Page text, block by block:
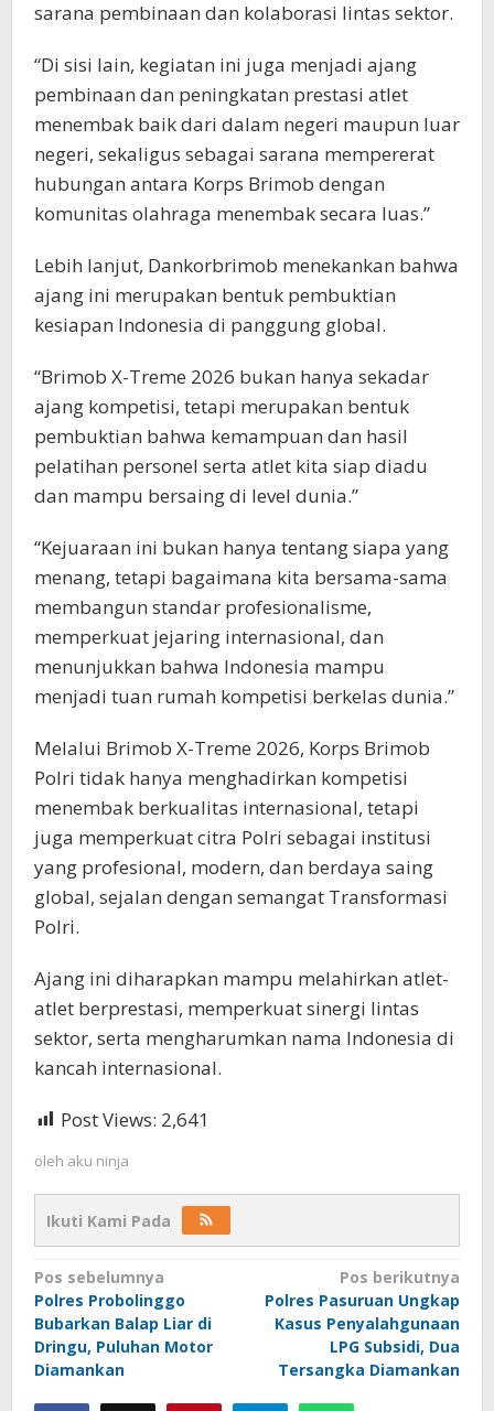
sarana pembinaan dan kolaborasi lintas sektor.
“Di sisi lain, kegiatan ini juga menjadi ajang
pembinaan dan peningkatan prestasi atlet
menembak baik dari dalam negeri maupun luar
negeri, sekaligus sebagai sarana mempererat
hubungan antara Korps Brimob dengan
komunitas olahraga menembak secara luas.”
Lebih lanjut, Dankorbrimob menekankan bahwa
ajang ini merupakan bentuk pembuktian
kesiapan Indonesia di panggung global.
“Brimob X-Treme 2026 bukan hanya sekadar
ajang kompetisi, tetapi merupakan bentuk
pembuktian bahwa kemampuan dan hasil
pelatihan personel serta atlet kita siap diadu
dan mampu bersaing di level dunia.”
“Kejuaraan ini bukan hanya tentang siapa yang
menang, tetapi bagaimana kita bersama-sama
membangun standar profesionalisme,
memperkuat jejaring internasional, dan
menunjukkan bahwa Indonesia mampu
menjadi tuan rumah kompetisi berkelas dunia.”
Melalui Brimob X-Treme 2026, Korps Brimob
Polri tidak hanya menghadirkan kompetisi
menembak berkualitas internasional, tetapi
juga memperkuat citra Polri sebagai institusi
yang profesional, modern, dan berdaya saing
global, sejalan dengan semangat Transformasi
Polri.
Ajang ini diharapkan mampu melahirkan atlet-
atlet berprestasi, memperkuat sinergi lintas
sektor, serta mengharumkan nama Indonesia di
kancah internasional.
Post Views: 2,641
oleh aku ninja
Ikuti Kami Pada
Navigasi
pos
Pos sebelumnya
Polres Probolinggo
Bubarkan Balap Liar di
Dringu, Puluhan Motor
Diamankan
Pos berikutnya
Polres Pasuruan Ungkap
Kasus Penyalahgunaan
LPG Subsidi, Dua
Tersangka Diamankan